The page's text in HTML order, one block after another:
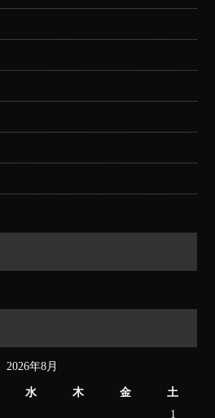
2026年8月
水 木 金
土
1